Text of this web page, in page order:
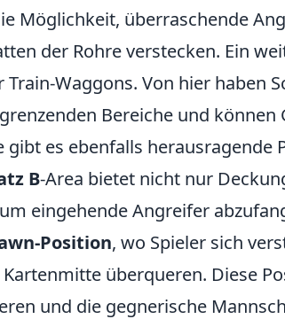
Möglichkeit, überraschende
der Rohre verstecken. Ein
Train-Waggons. Von hier haben
Bereiche und
gibt es ebenfalls herausragende
B-Area bietet nicht nur
eingehende Angreifer
Position, wo Spieler sich
überqueren. Diese
und die gegnerische